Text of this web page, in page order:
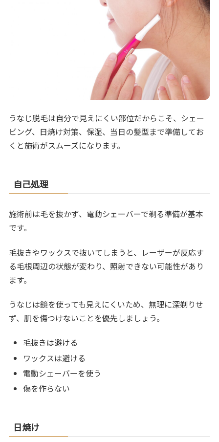
うなじ脱毛は自分で見えにくい部位だからこそ、シェー
ビング、日焼け対策、保湿、当日の髪型まで準備してお
くと施術がスムーズになります。
自己処理
施術前は毛を抜かず、電動シェーバーで剃る準備が基本
です。
毛抜きやワックスで抜いてしまうと、レーザーが反応す
る毛根周辺の状態が変わり、照射できない可能性があり
ます。
うなじは鏡を使っても見えにくいため、無理に深剃りせ
ず、肌を傷つけないことを優先しましょう。
毛抜きは避ける
ワックスは避ける
電動シェーバーを使う
傷を作らない
日焼け